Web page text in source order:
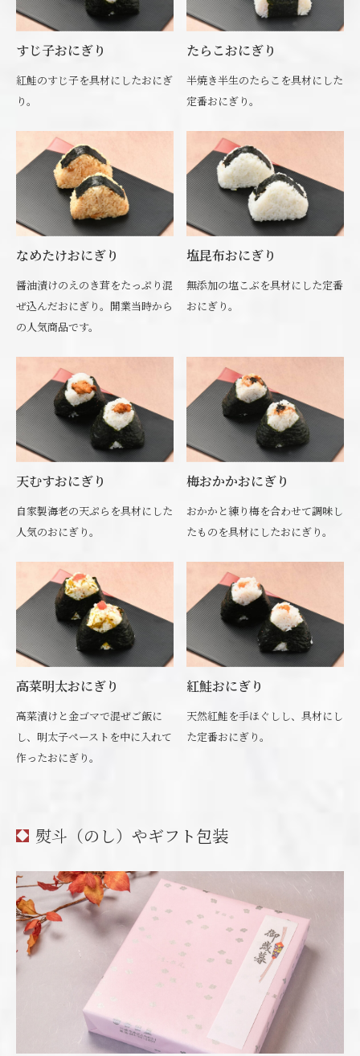
すじ子おにぎり
紅鮭のすじ子を具材にしたおにぎ
り。
たらこおにぎり
半焼き半生のたらこを具材にした
定番おにぎり。
なめたけおにぎり
醤油漬けのえのき茸をたっぷり混
ぜ込んだおにぎり。開業当時から
の人気商品です。
塩昆布おにぎり
無添加の塩こぶを具材にした定番
おにぎり。
天むすおにぎり
自家製海老の天ぷらを具材にした
人気のおにぎり。
梅おかかおにぎり
おかかと練り梅を合わせて調味し
たものを具材にしたおにぎり。
高菜明太おにぎり
高菜漬けと金ゴマで混ぜご飯に
し、明太子ペーストを中に入れて
作ったおにぎり。
紅鮭おにぎり
天然紅鮭を手ほぐしし、具材にし
た定番おにぎり。
熨斗（のし）やギフト包装